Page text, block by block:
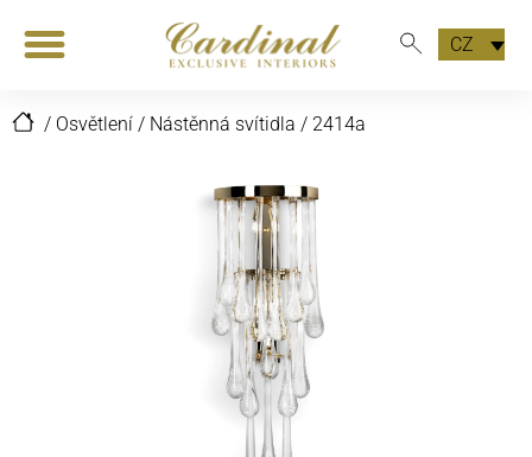
CZ
/ Osvětlení / Nástěnná svítidla / 2414a